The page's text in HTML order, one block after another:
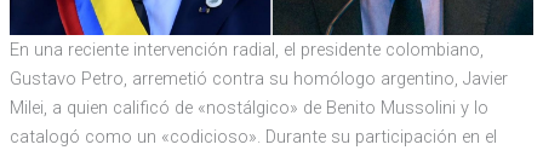
En una reciente intervención radial, el presidente colombiano,
Gustavo Petro, arremetió contra su homólogo argentino, Javier
Milei, a quien calificó de «nostálgico» de Benito Mussolini y lo
catalogó como un «codicioso». Durante su participación en el